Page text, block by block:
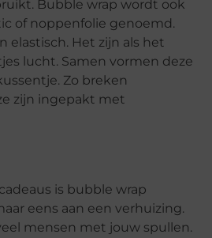
Bubble wrap wordt ook
of noppenfolie genoemd.
elastisch. Het zijn als het
lucht. Samen vormen deze
Zo breken
zijn ingepakt met
is bubble wrap
eens aan een verhuizing.
mensen met jouw spullen.